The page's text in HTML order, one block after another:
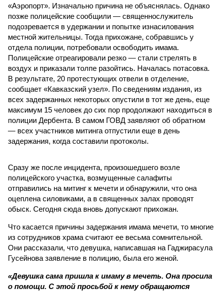
«Аэропорт». Изначально причина не объяснялась. Однако
позже полицейские сообщили — священнослужитель
подозревается в удержании и попытке изнасилования
местной жительницы. Тогда прихожане, собравшись у
отдела полиции, потребовали освободить имама.
Полицейские отреагировали резко — стали стрелять в
воздух и приказали толпе разойтись. Началась потасовка.
В результате, 20 протестующих отвели в отделение,
сообщает «Кавказский узел». По сведениям издания, из
всех задержанных некоторых опустили в тот же день, еще
максимум 15 человек до сих пор продолжают находиться в
полиции Дербента. В самом ГОВД заявляют об обратном
— всех участников митинга отпустили еще в день
задержания, когда составили протоколы.
Сразу же после инцидента, произошедшего возле
полицейского участка, возмущенные салафиты
отправились на митинг к мечети и обнаружили, что она
оцеплена силовиками, а в священных залах проводят
обыск. Сегодня сюда вновь допускают прихожан.
Что касается причины задержания имама мечети, то многие
из сотрудников храма считают ее весьма сомнительной.
Они рассказали, что девушка, написавшая на Гаджирасула
Гусейнова заявление в полицию, была его женой.
«Девушка сама пришла к имаму в мечеть. Она просила
о помощи. С этой просьбой к нему обращаются